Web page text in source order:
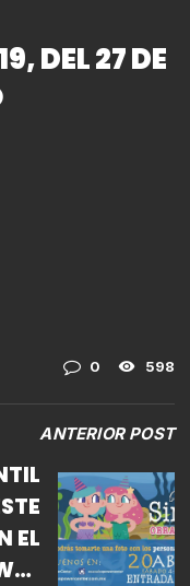
DEL 27 DE
0 598
ANTERIOR POST
EL